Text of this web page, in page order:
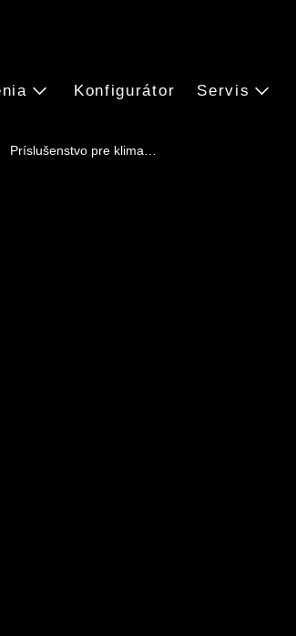
Príslušenstvo pre klima…
Konfigurátor Servis